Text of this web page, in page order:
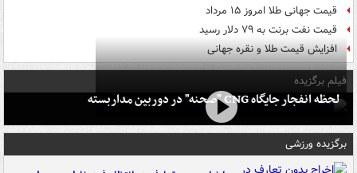
قیمت جهانی طلا امروز ۱۵ مرداد
قیمت نفت برنت به ۷۹ دلار رسید
افزایش قیمت طلا و نقره جهانی
فیلم برگزیده
لحظه انفجار جایگاه CNG "صحنه" در دوربین مداربسته
برگزیده ورزشی